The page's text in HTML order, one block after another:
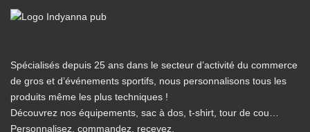
Spécialisés depuis 25 ans dans le secteur d’activité du commerce
de gros et d’événements sportifs, nous personnalisons tous les
produits même les plus techniques !
Découvrez nos équipements, sac à dos, t-shirt, tour de cou…
Personnalisez, commandez, recevez.